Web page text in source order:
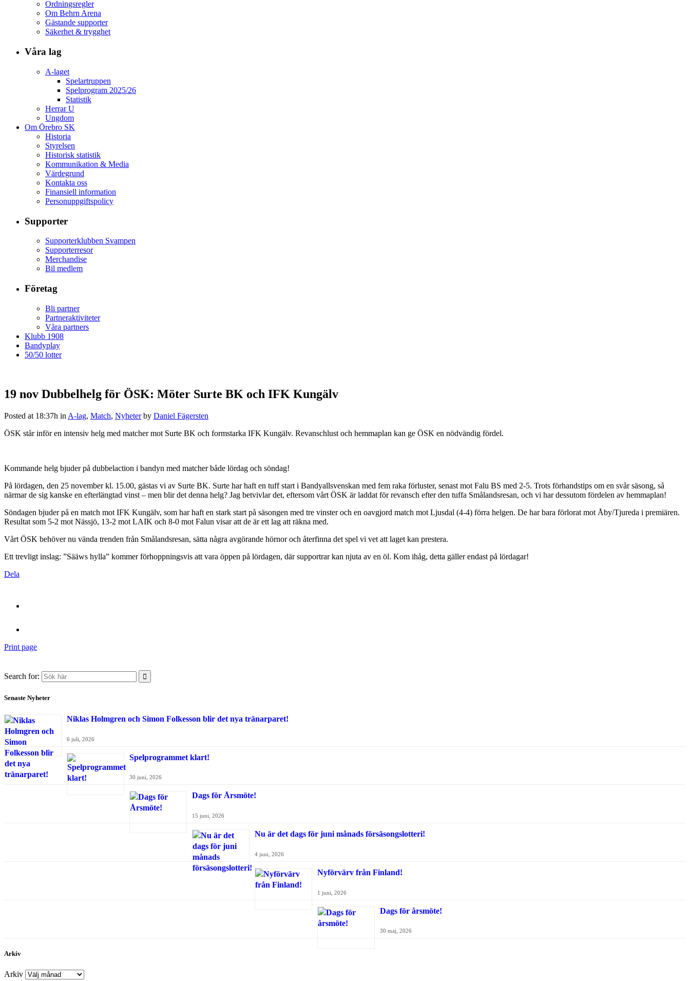
Ordningsregler
Om Behrn Arena
Gästande supporter
Säkerhet & trygghet
Våra lag
A-laget
Spelartruppen
Spelprogram 2025/26
Statistik
Herrar U
Ungdom
Om Örebro SK
Historia
Styrelsen
Historisk statistik
Kommunikation & Media
Värdegrund
Kontakta oss
Finansiell information
Personuppgiftspolicy
Supporter
Supporterklubben Svampen
Supporterresor
Merchandise
Bil medlem
Företag
Bli partner
Partneraktiviteter
Våra partners
Klubb 1908
Bandyplay
50/50 lotter
19 nov Dubbelhelg för ÖSK: Möter Surte BK och IFK Kungälv
Posted at 18:37h in A-lag, Match, Nyheter by Daniel Fägersten
ÖSK står inför en intensiv helg med matcher mot Surte BK och formstarka IFK Kungälv. Revanschlust och hemmaplan kan ge ÖSK en nödvändig fördel.
Kommande helg bjuder på dubbelaction i bandyn med matcher både lördag och söndag!
På lördagen, den 25 november kl. 15.00, gästas vi av Surte BK. Surte har haft en tuff start i Bandyallsvenskan med fem raka förluster, senast mot Falu BS med 2-5. Trots förhandstips om en svår säsong, så
närmar de sig kanske en efterlängtad vinst – men blir det denna helg? Jag betvivlar det, eftersom vårt ÖSK är laddat för revansch efter den tuffa Smålandsresan, och vi har dessutom fördelen av hemmaplan!
Söndagen bjuder på en match mot IFK Kungälv, som har haft en stark start på säsongen med tre vinster och en oavgjord match mot Ljusdal (4-4) förra helgen. De har bara förlorat mot Åby/Tjureda i premiären.
Resultat som 5-2 mot Nässjö, 13-2 mot LAIK och 8-0 mot Falun visar att de är ett lag att räkna med.
Vårt ÖSK behöver nu vända trenden från Smålandsresan, sätta några avgörande hörnor och återfinna det spel vi vet att laget kan prestera.
Ett trevligt inslag: ”Sääws hylla” kommer förhoppningsvis att vara öppen på lördagen, där supportrar kan njuta av en öl. Kom ihåg, detta gäller endast på lördagar!
Dela
Print page
Search for:
Senaste Nyheter
Niklas Holmgren och Simon Folkesson blir det nya tränarparet!
6 juli, 2026
Spelprogrammet klart!
30 juni, 2026
Dags för Årsmöte!
15 juni, 2026
Nu är det dags för juni månads försäsongslotteri!
4 juni, 2026
Nyförvärv från Finland!
1 juni, 2026
Dags för årsmöte!
30 maj, 2026
Arkiv
Arkiv